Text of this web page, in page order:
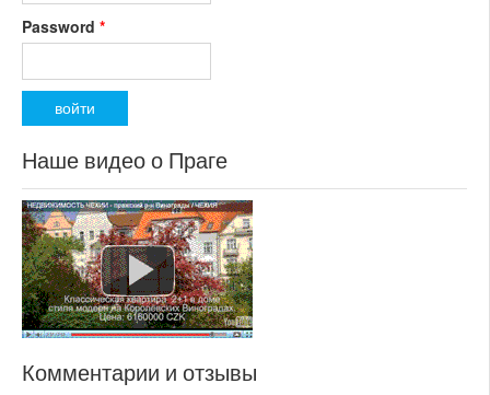
Password *
Наше видео о Праге
Комментарии и отзывы